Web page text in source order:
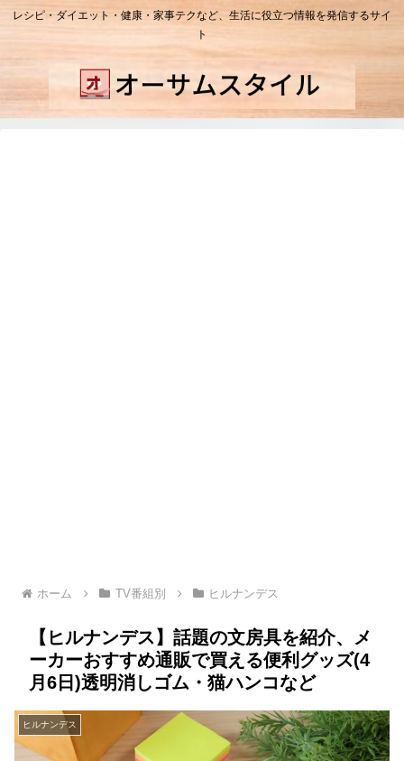
レシピ・ダイエット・健康・家事テクなど、生活に役立つ情報を発信するサイ
ト
ホーム TV番組別 ヒルナンデス
【ヒルナンデス】話題の文房具を紹介、メ
ーカーおすすめ通販で買える便利グッズ(4
月6日)透明消しゴム・猫ハンコなど
ヒルナンデス